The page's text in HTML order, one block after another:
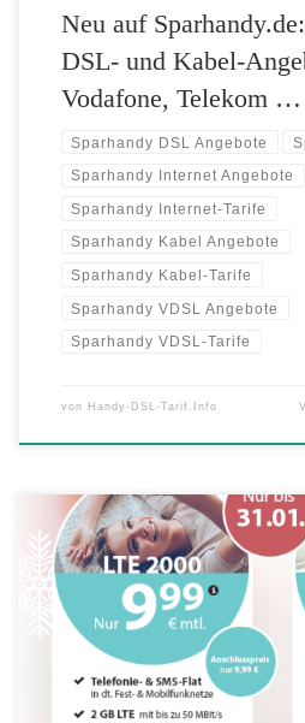
Neu auf
DSL- und Kabel-
Vodafone, Telekom …
Sparhandy DSL Angebote
Sparhandy Internet Angebote
Sparhandy Internet-Tarife
Sparhandy Kabel Angebote
Sparhandy Kabel-Tarife
Sparhandy VDSL Angebote
Sparhandy VDSL-Tarife
von Handy-DSL-Tarif.Info
Highspeed-Surfen mit 2 GB bzw. 3 GB
in alle deutschen Netze EU-Roaming-
GB Datenvolumen Monatlich kündbar
werden auch im neuen Jahr üppige
sensationellen Preisen vereint – eine
und nur für sehr kurze Zeit […]